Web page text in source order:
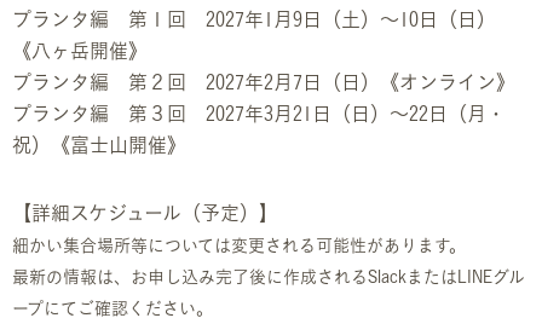
プランタ編 第１回 2027年1月9日（土）〜10日（日）
《八ヶ岳開催》
プランタ編 第２回 2027年2月7日（日）《オンライン》
プランタ編 第３回 2027年3月21日（日）〜22日（月・
祝）《富士山開催》
【詳細スケジュール（予定）】
細かい集合場所等については変更される可能性があります。
最新の情報は、お申し込み完了後に作成されるSlackまたはLINEグル
ープにてご確認ください。